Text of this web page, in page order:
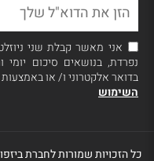
אני מאשר קבלת שני
נפרדת, בנושאים סיכום יומי
בדואר אלקטרוני ו/ או
השימוש
כל הזכויות שמורות לחברת